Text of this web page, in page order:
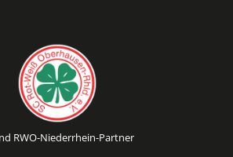
RWO-Niederrhein-Partner